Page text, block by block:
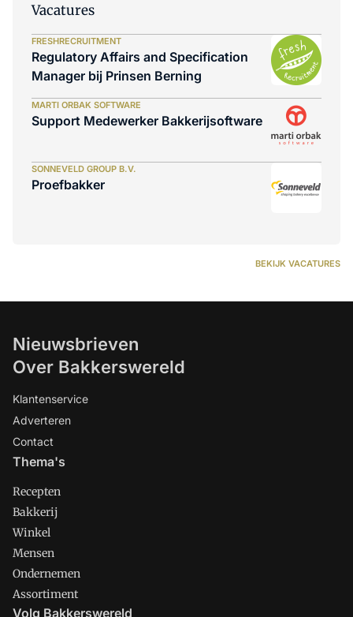
Vacatures
FRESHRECRUITMENT
Regulatory Affairs and Specification
Manager bij Prinsen Berning
MARTI ORBAK SOFTWARE
Support Medewerker Bakkerijsoftware
SONNEVELD GROUP B.V.
Proefbakker
BEKIJK VACATURES
Nieuwsbrieven
Over Bakkerswereld
Klantenservice
Adverteren
Contact
Thema's
Recepten
Bakkerij
Winkel
Mensen
Ondernemen
Assortiment
Volg Bakkerswereld